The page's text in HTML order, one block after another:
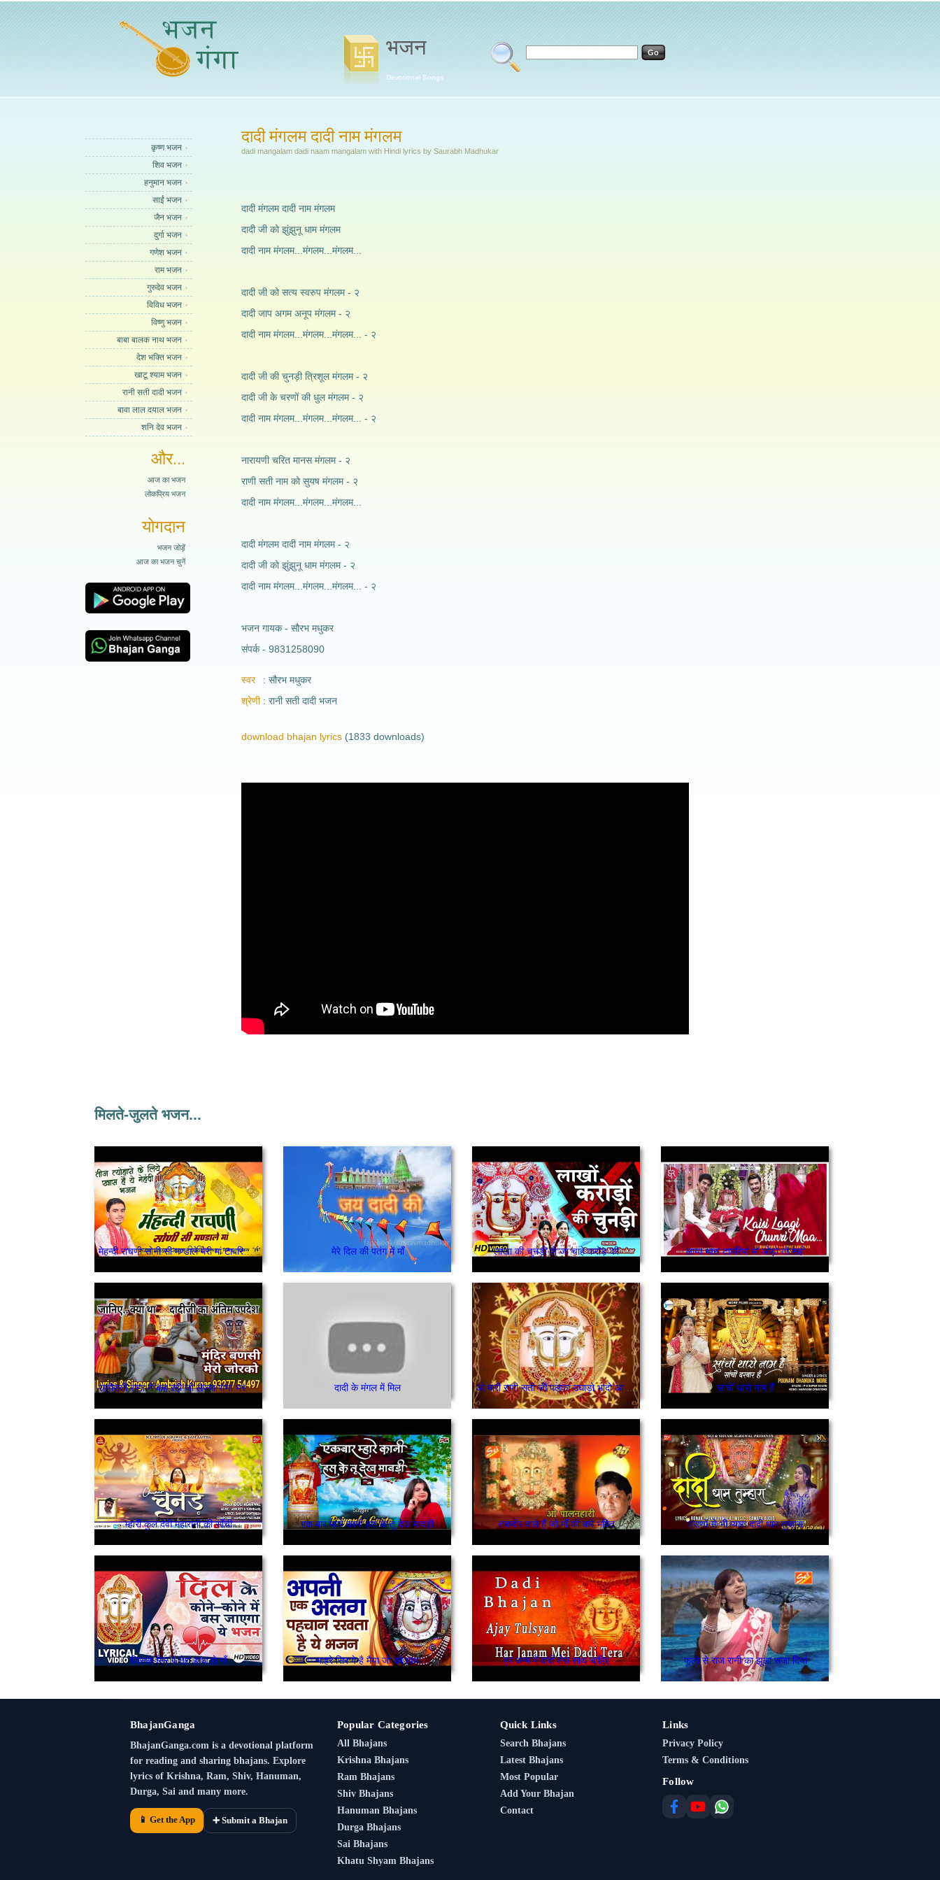
भजन
Devotional Songs
कृष्ण भजन
शिव भजन
हनुमान भजन
साईं भजन
जैन भजन
दुर्गा भजन
गणेश भजन
राम भजन
गुरुदेव भजन
विविध भजन
विष्णु भजन
बाबा बालक नाथ भजन
देश भक्ति भजन
खाटू श्याम भजन
रानी सती दादी भजन
बावा लाल दयाल भजन
शनि देव भजन
और...
आज का भजन
लोकप्रिय भजन
योगदान
भजन जोड़ें
आज का भजन चुनें
दादी मंगलम दादी नाम मंगलम
dadi mangalam dadi naam mangalam with Hindi lyrics by Saurabh Madhukar
दादी मंगलम दादी नाम मंगलम
दादी जी को झुंझुनू धाम मंगलम
दादी नाम मंगलम...मंगलम...मंगलम...
दादी जी को सत्य स्वरुप मंगलम - २
दादी जाप अगम अनूप मंगलम - २
दादी नाम मंगलम...मंगलम...मंगलम... - २
दादी जी की चुनड़ी त्रिशूल मंगलम - २
दादी जी के चरणों की धुल मंगलम - २
दादी नाम मंगलम...मंगलम...मंगलम... - २
नारायणी चरित मानस मंगलम - २
राणी सती नाम को सुयष मंगलम - २
दादी नाम मंगलम...मंगलम...मंगलम...
दादी मंगलम दादी नाम मंगलम - २
दादी जी को झुंझुनू धाम मंगलम - २
दादी नाम मंगलम...मंगलम...मंगलम... - २
भजन गायक - सौरभ मधुकर
संपर्क - 9831258090
स्वर
सौरभ मधुकर
श्रेणी
रानी सती दादी भजन
download bhajan lyrics (1833 downloads)
मिलते-जुलते भजन...
मेहन्दी राचणी सोनी सी मण्डाले मेरी मां टाबरिया ने झुंझुनू बुलाले मेरी मां बुला ले मेरी मां मेरे दिल की पतंग में माँ लाखा की चुनड़ी हो जा चाहे करोड़ की लाया थारा टाबरियां माँ ओड़ो तो सही
राणीसती राणा ने कह रही जी लेज्या राणा भस्मी और घोड़ी तेरे साथ मंदिर बाणसी मेरो जोर को जी दादी के मंगल में मिल ओ मारी राणी सती जी पलका उघाड़ो भादो आ गयो सांचों थारो नाम हैं
म्हारी कुल देवी महारानी की साँची एक बार म्हारे कानी हस के तू देख मावड़ी तकदीर वाले हैं जो माँ की करे भक्ति प्राणों से भी प्यारा दादी धाम तुम्हारा
जिसके सिर पे तेरा हाथ हो माँ माहरे सिर पे है मैया जी को हाथ हर जन्म में दादी तेरा साथ चाहिए फूलो से राज रानी का झूला सजा दियां
BhajanGanga
BhajanGanga.com is a devotional platform
for reading and sharing bhajans. Explore
lyrics of Krishna, Ram, Shiv, Hanuman,
Durga, Sai and many more.
📱 Get the App ➕ Submit a Bhajan
Popular Categories
All Bhajans
Krishna Bhajans
Ram Bhajans
Shiv Bhajans
Hanuman Bhajans
Durga Bhajans
Sai Bhajans
Khatu Shyam Bhajans
Quick Links
Search Bhajans
Latest Bhajans
Most Popular
Add Your Bhajan
Contact
Links
Privacy Policy
Terms & Conditions
Follow